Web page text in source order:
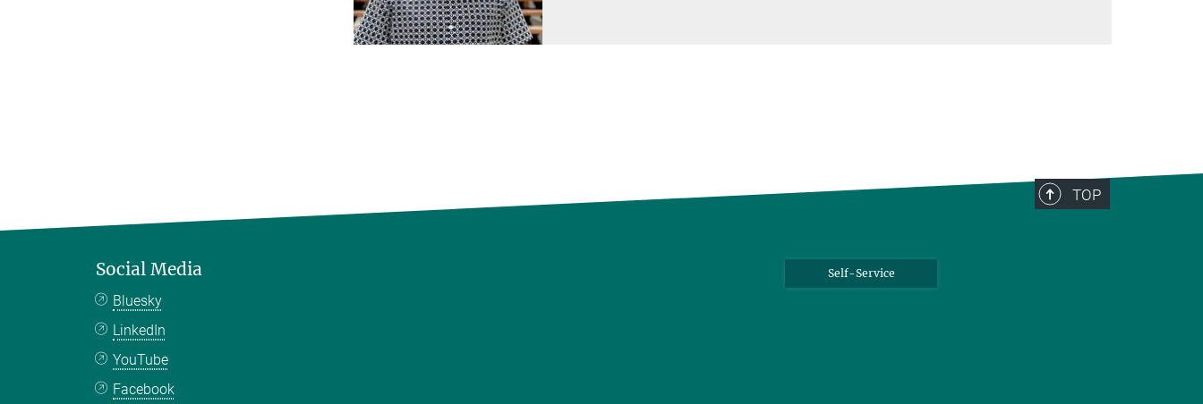
TOP
Social Media
Bluesky
LinkedIn
YouTube
Facebook
Self-Service